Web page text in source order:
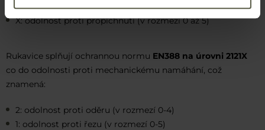
X: odolnost proti řezu (v rozmezí A1 až A9)
X: odolnost proti propíchnutí (v rozmezí 0 až 5)
Rukavice splňují ochrannou normu EN388 na úrovni 2121X
co do odolnosti proti mechanickému namáhání, což
znamená:
2: odolnost proti oděru (v rozmezí 0-4)
1: odolnost proti řezu (v rozmezí 0-5)